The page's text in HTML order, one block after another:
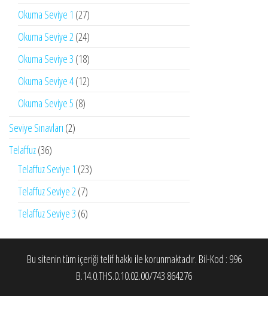
Okuma Seviye 1 (27)
Okuma Seviye 2(24)
Okuma Seviye 3 (18)
Okuma Seviye 4(12)
Okuma Seviye 5 (8)
Seviye Sınavları (2)
Telaffuz(36)
Telaffuz Seviye 1 (23)
Telaffuz Seviye 2(7)
Telaffuz Seviye 3 (6)
Bu sitenin tüm içeriği telif hakkı ile korunmaktadır. Bil-Kod : 996
B.14.0.THS.0.10.02.00/743 864276